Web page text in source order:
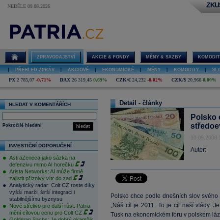
NEDĚLE 09.08.2026
ZPRAVODAJSTVÍ AKCIE & FONDY MĚNY & SAZBY
PŘEHLED ZPRÁV AKCIOVÉ EKONOMICKÉ MĚNY KOMODITY
PX 2 785,07 -0,71% DAX 26 319,45 0,69% CZK/€ 24,232 -0,02% CZK/$ 20,966 0,00%
HLEDAT V KOMENTÁŘÍCH
hledat
Pokročilé hledání
INVESTIČNÍ DOPORUČENÍ
AstraZeneca jako sázka na
defenzivu mimo AI horečku
Arista Networks: AI může firmě
zajistit příznivý vítr do zad
Analytický radar: Colt CZ roste díky
vyšší marži, širší integraci i
stabilnějšímu byznysu
Nové střelivo pro další růst. Patria
mění cílovou cenu pro Colt CZ
Detail - články
Polsko
10.09.2008
Autor:
Polsko chce podle dnešních slov
„Náš cíl je 2011. To je cíl naší vlády.
Tusk na ekonomickém fóru v polském